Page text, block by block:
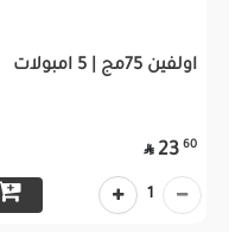
اولفين 75مج | 5 امبولات
60
23

1